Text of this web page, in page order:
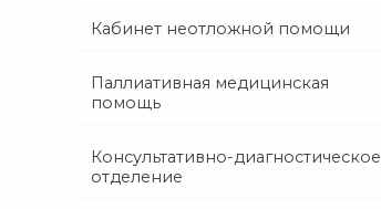
Кабинет неотложной помощи
Паллиативная медицинская
помощь
Консультативно-диагностическое
отделение